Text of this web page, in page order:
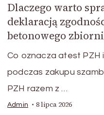
Dlaczego warto
deklaracją
betonowego
Co oznacza atest PZH
podczas zakupu
PZH razem z …
Admin 8 lipca 2026